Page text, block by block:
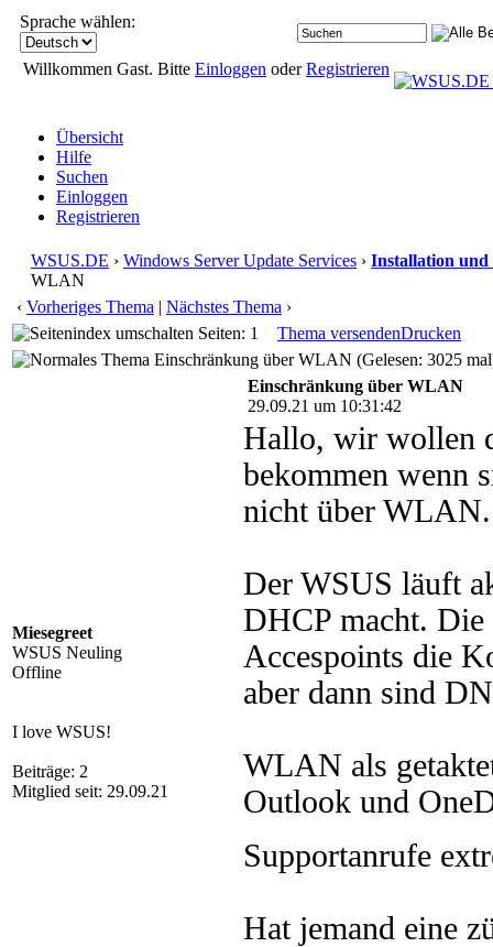
Sprache wählen:
Willkommen Gast. Bitte Einloggen oderRegistrieren
Übersicht
Hilfe
Suchen
Einloggen
Registrieren
WSUS.DE › Windows Server Update Services › Installation
WLAN
‹ Vorheriges Thema | Nächstes Thema ›
Seiten: 1
Thema versendenDrucken
Einschränkung über WLAN (Gelesen: 3025
Miesegreet
WSUS Neuling
Offline
I love WSUS!
Beiträge: 2
Mitglied seit: 29.09.21
Einschränkung über WLAN
29.09.21 um 10:31:42
Hallo, wir wollen
bekommen wenn
nicht über WLAN.
Der WSUS läuft
DHCP macht.
Accespoints die
aber dann sind
WLAN als
Outlook und
Supportanrufe
Hat jemand eine